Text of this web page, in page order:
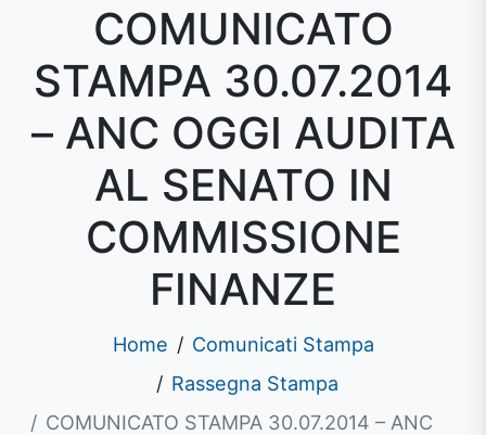
COMUNICATO
STAMPA 30.07.2014
– ANC OGGI AUDITA
AL SENATO IN
COMMISSIONE
FINANZE
Home
Comunicati Stampa
Rassegna Stampa
COMUNICATO STAMPA 30.07.2014 – ANC